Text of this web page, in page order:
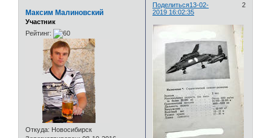
Поделиться 2
13-02-
2019 16:02:35
Максим Малиновский
Участник
Рейтинг:
Откуда: Новосибирск